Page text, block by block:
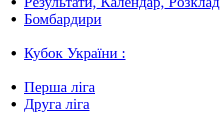
Бомбардири
Кубок України :
Перша ліга
Друга ліга